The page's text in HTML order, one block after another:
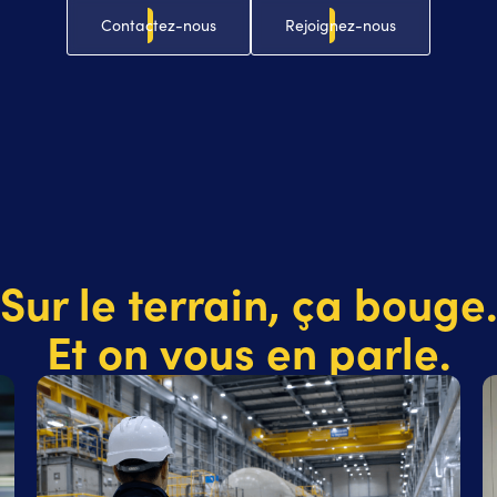
Contactez-nous Rejoignez-nous
Sur le terrain, ça bouge.
Et on vous en parle.